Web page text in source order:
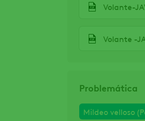
Volante-
Volante -
Problemática
Mildeo velloso